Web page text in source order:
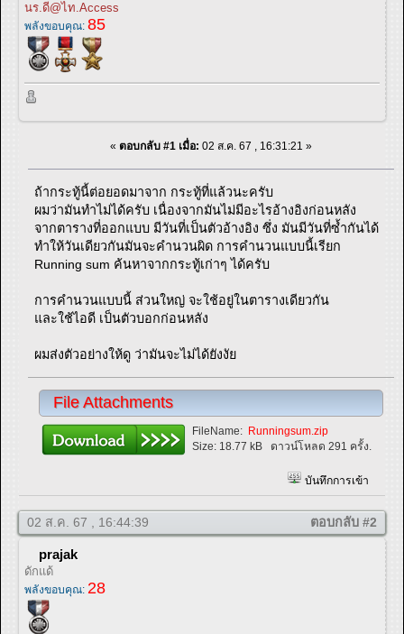
นร.ดี@ไท.Access
พลังขอบคุณ: 85
« ตอบกลับ #1 เมื่อ: 02 ส.ค. 67 , 16:31:21 »
ถ้ากระทู้นี้ต่อยอดมาจาก กระทู้ที่แล้วนะครับ
ผมว่ามันทำไม่ได้ครับ เนื่องจากมันไม่มีอะไรอ้างอิงก่อนหลัง
จากตารางที่ออกแบบ มีวันที่เป็นตัวอ้างอิง ซึ่ง มันมีวันที่ซ้ำกันได้
ทำให้วันเดียวกันมันจะคำนวนผิด การคำนวนแบบนี้เรียก
Running sum ค้นหาจากกระทู้เก่าๆ ได้ครับ
การคำนวนแบบนี้ ส่วนใหญ่ จะใช้อยู่ในตารางเดียวกัน
และใช้ไอดี เป็นตัวบอกก่อนหลัง
ผมส่งตัวอย่างให้ดู ว่ามันจะไม่ได้ยังงัย
File Attachments
FileName: Runningsum.zip
Size: 18.77 kB ดาวน์โหลด 291 ครั้ง.
บันทึกการเข้า
02 ส.ค. 67 , 16:44:39 ตอบกลับ #2
prajak
ดักแด้
พลังขอบคุณ: 28